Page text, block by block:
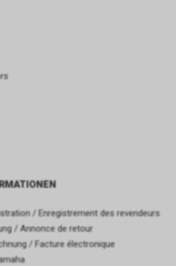
/ Enregistrement des revendeurs
/ Annonce de retour
/ Facture électronique